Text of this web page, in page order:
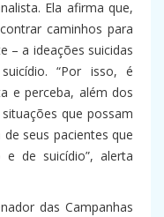
Ela afirma que,
caminhos para
– a ideações suicidas
“Por isso, é
e perceba, além dos
que possam
seus pacientes que
de suicídio”, alerta
das Campanhas